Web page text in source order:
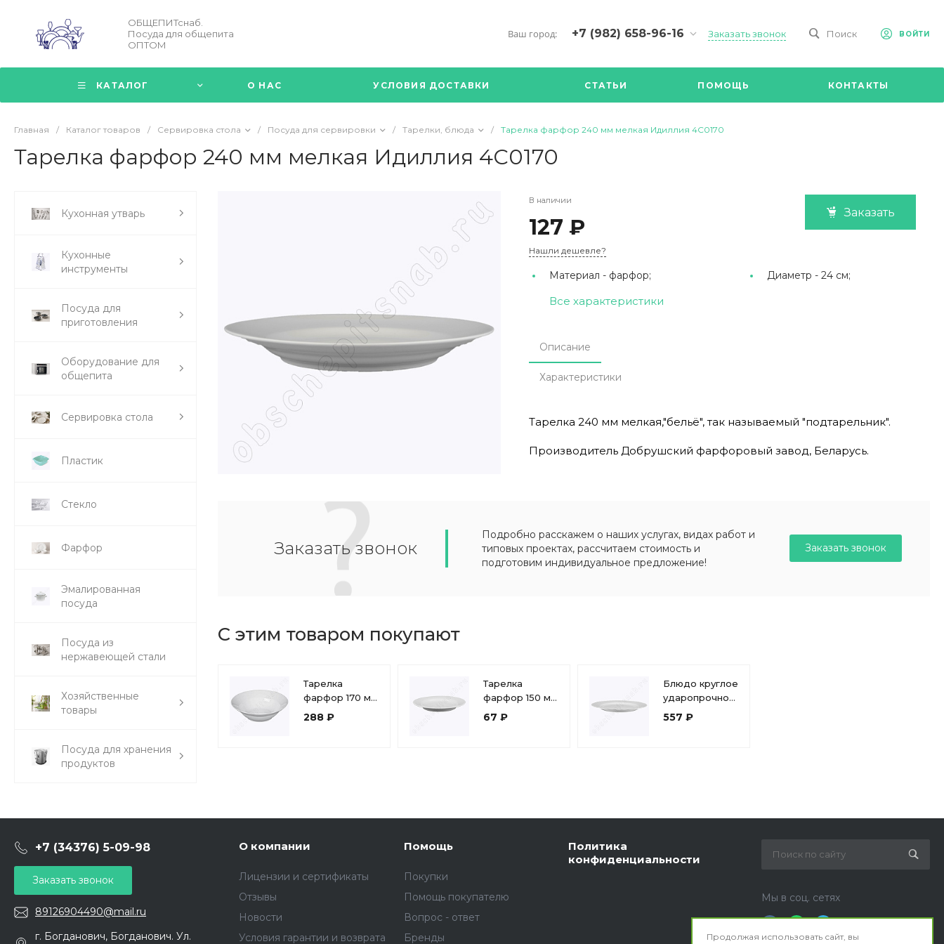
ОБЩЕПИТснаб.
Посуда для общепита
ОПТОМ
Ваш город: +7 (982) 658-96-16
+7 (34376) 5-09-98
г. Богданович,
Кооперативная, д 2/Д.
17.00
Заказать звонок Поиск ВОЙТИ
КАТАЛОГ О НАС УСЛОВИЯ ДОСТАВКИ СТАТЬИ ПОМОЩЬ КОНТАКТЫ
Главная / Каталог товаров / Сервировка стола / Посуда для сервировки / Тарелки, блюда / Тарелка фарфор 240 мм мелкая Идиллия 4С0170
Тарелка фарфор 240 мм мелкая Идиллия 4С0170
Кухонная утварь
Кухонные
инструменты
Посуда для
приготовления
Оборудование для
общепита
Сервировка стола
Пластик
Стекло
Фарфор
Эмалированная
посуда
Посуда из
нержавеющей стали
Хозяйственные
товары
Посуда для хранения
продуктов
В наличии
127 ₽
Заказать
Нашли дешевле?
Материал - фарфор; Диаметр -24 см;
Все характеристики
Описание
Характеристики
Тарелка 240 мм мелкая,"бельё", так называемый "подтарельник".
Производитель Добрушский фарфоровый завод, Беларусь.
Заказать звонок
Подробно расскажем о наших услугах, видах работ и
типовых проектах, рассчитаем стоимость и
подготовим индивидуальное предложение!
Заказать звонок
С этим товаром покупают
Тарелка
фарфор 170 мм
250 мл,
288 ₽
Тарелка
фарфор 150 мм
мелкая, Бельё
67 ₽
Блюдо круглое
ударопрочное
стекло 31см
557 ₽
+7 (34376) 5-09-98
Заказать звонок
89126904490@mail.ru
г. Богданович, Богданович. Ул.
О компании
Лицензии и сертификаты
Отзывы
Новости
Условия гарантии и возврата
Помощь
Покупки
Помощь покупателю
Вопрос - ответ
Бренды
Политика
конфиденциальности
Мы в соц. сетях
Продолжая использовать сайт, вы